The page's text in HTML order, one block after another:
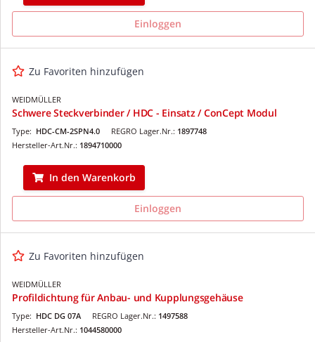
Einloggen
Zu Favoriten hinzufügen
WEIDMÜLLER
Schwere Steckverbinder / HDC - Einsatz / ConCept Modul
REGRO Lager.Nr.: 1897748
Type: HDC-CM-2SPN4.0
Hersteller-Art.Nr.: 1894710000
In den Warenkorb
Einloggen
Zu Favoriten hinzufügen
WEIDMÜLLER
Profildichtung für Anbau- und Kupplungsgehäuse
REGRO Lager.Nr.: 1497588
Type: HDC DG 07A
Hersteller-Art.Nr.: 1044580000